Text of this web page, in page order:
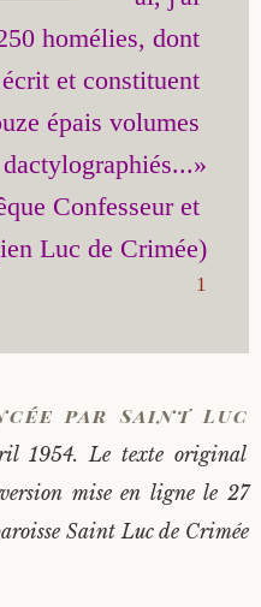
(Pospelov)
homélies, dont
et constituent
épais volumes
dactylographiés...»
Confesseur et
chirurgien Luc de Crimée)
1
par Saint Luc
1954. Le texte original
mise en ligne le 27
Saint Luc de Crimée